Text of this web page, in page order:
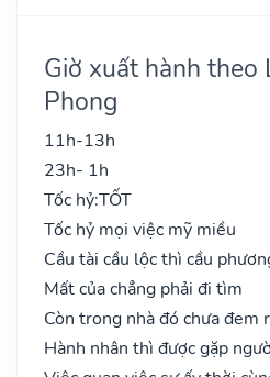
Giờ xuất hành theo
Phong
11h-13h
23h- 1h
Tốc hỷ:TỐT
Tốc hỷ mọi việc mỹ miều
Cầu tài cầu lộc thì cầu
Mất của chẳng phải đi tìm
Còn trong nhà đó chưa đem
Hành nhân thì được gặp